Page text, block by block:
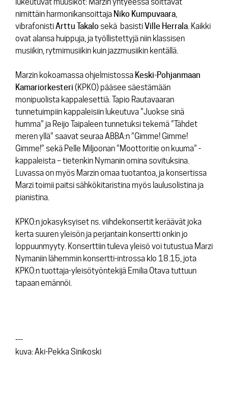
nimittäin harmonikansoittaja Niko Kumpuvaara,
vibrafonistiArttu Takalo sekä basistiVille Herrala. Kaikki
ovat alansa huippuja, ja työllistettyjä niin klassisen
musiikin, rytmimusiikin kuin jazzmusiikin kentällä.
Marzin kokoamassa ohjelmistossa Keski-Pohjanmaan
Kamariorkesteri (KPKO) pääsee säestämään
monipuolista kappalesettiä. Tapio Rautavaaran
tunnetuimpiin kappaleisiin lukeutuva”Juokse sinä
humma” ja Reijo Taipaleen tunnetuksi tekemä”Tähdet
meren yllä” saavat seuraa ABBA:n ”Gimme! Gimme!
Gimme!” sekä Pelle Miljoonan”Moottoritie on kuuma” -
kappaleista – tietenkin Nymanin omina sovituksina.
Luvassa on myös Marzin omaa tuotantoa, ja konsertissa
Marzi toimii paitsi sähkökitaristina myös laulusolistina ja
pianistina.
KPKO:n jokasyksyiset ns. viihdekonsertit keräävät joka
kerta suuren yleisön ja perjantain konsertti onkin jo
loppuunmyyty. Konserttiin tuleva yleisö voi tutustua Marzi
Nymaniin lähemmin konsertti-introssa klo 18.15, jota
KPKO:n tuottaja-yleisötyöntekijä Emilia Otava tuttuun
tapaan emännöi.
---
kuva: Aki-Pekka Sinikoski